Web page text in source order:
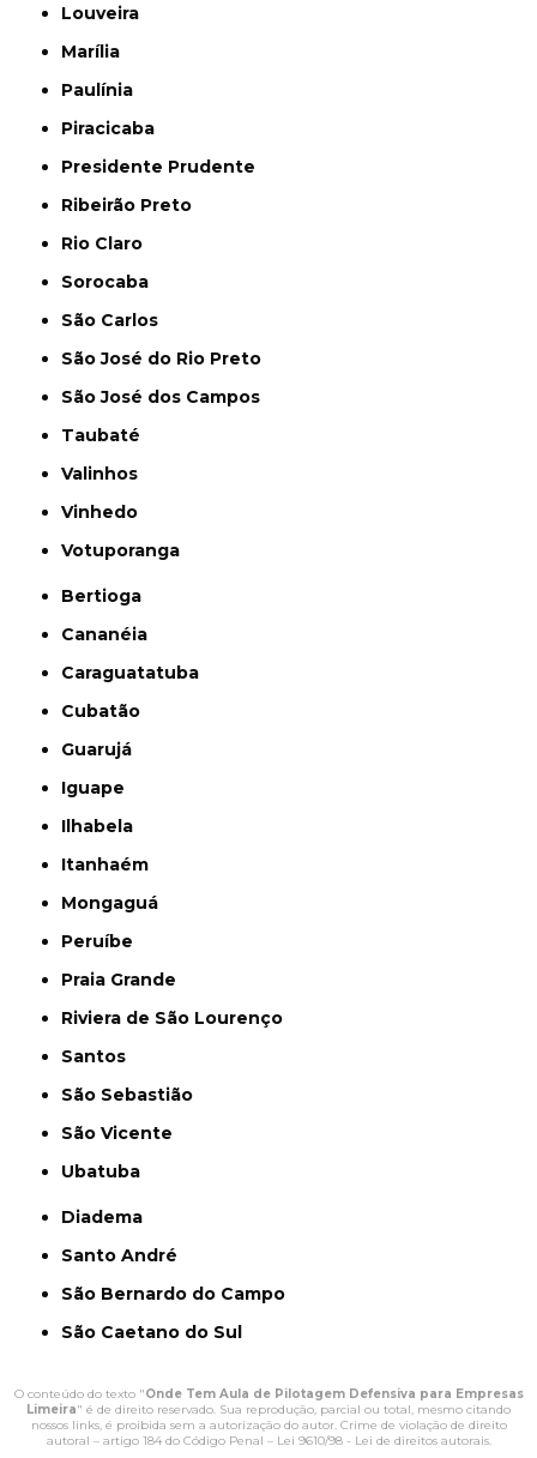
Louveira
Marília
Paulínia
Piracicaba
Presidente Prudente
Ribeirão Preto
Rio Claro
Sorocaba
São Carlos
São José do Rio Preto
São José dos Campos
Taubaté
Valinhos
Vinhedo
Votuporanga
Bertioga
Cananéia
Caraguatatuba
Cubatão
Guarujá
Iguape
Ilhabela
Itanhaém
Mongaguá
Peruíbe
Praia Grande
Riviera de São Lourenço
Santos
São Sebastião
São Vicente
Ubatuba
Diadema
Santo André
São Bernardo do Campo
São Caetano do Sul
O conteúdo do texto "Onde Tem Aula de Pilotagem Defensiva para Empresas
Limeira" é de direito reservado. Sua reprodução, parcial ou total, mesmo citando
nossos links, é proibida sem a autorização do autor. Crime de violação de direito
autoral – artigo 184 do Código Penal – Lei 9610/98 - Lei de direitos autorais.